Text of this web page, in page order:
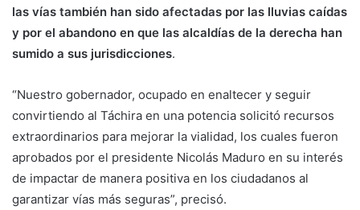
las vías también han sido afectadas por las lluvias caídas
y por el abandono en que las alcaldías de la derecha han
sumido a sus jurisdicciones.
“Nuestro gobernador, ocupado en enaltecer y seguir
convirtiendo al Táchira en una potencia solicitó recursos
extraordinarios para mejorar la vialidad, los cuales fueron
aprobados por el presidente Nicolás Maduro en su interés
de impactar de manera positiva en los ciudadanos al
garantizar vías más seguras”, precisó.